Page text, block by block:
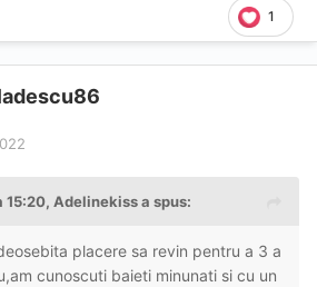
1
15:20, Adelinekissa spus:
placere sa revin pentru a 3 a
cunoscuti baieti minunati si cu un